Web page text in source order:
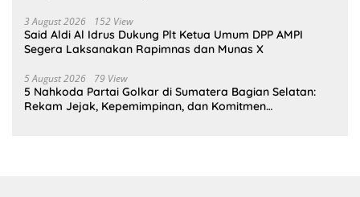
3 August 2026 152 View
Said Aldi Al Idrus Dukung Plt Ketua Umum DPP AMPI
Segera Laksanakan Rapimnas dan Munas X
5 August 2026 79 View
5 Nahkoda Partai Golkar di Sumatera Bagian Selatan:
Rekam Jejak, Kepemimpinan, dan Komitmen